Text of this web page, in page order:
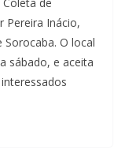
de
Pereira Inácio,
O local
sábado, e aceita